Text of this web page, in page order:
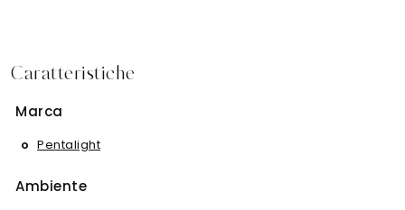
Caratteristiche
Marca
Pentalight
Ambiente